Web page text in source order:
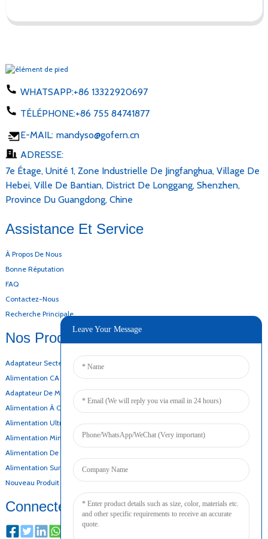
WHATSAPP:+86 13322920697
TÉLÉPHONE:+86 755 84741877
E-MAIL: mandyso@gofern.cn
ADRESSE:
7e Étage, Unité 1, Zone Industrielle De Jingfanghua, Village De
Hebei, Ville De Bantian, District De Longgang, Shenzhen,
Province Du Guangdong, Chine
Assistance Et Service
À Propos De Nous
Bonne Réputation
FAQ
Contactez-Nous
Recherche Principale
Nos Produits
Adaptateur Secteur De Bureau
Alimentation CA CC
Adaptateur De Montage Mural
Alimentation À Cadre Ouvert
Alimentation Ultra-Mince
Alimentation Mince
Alimentation De Secours Par Batterie
Alimentation Sur Rail DIN
Nouveau Produit
Connecter
Leave Your Message